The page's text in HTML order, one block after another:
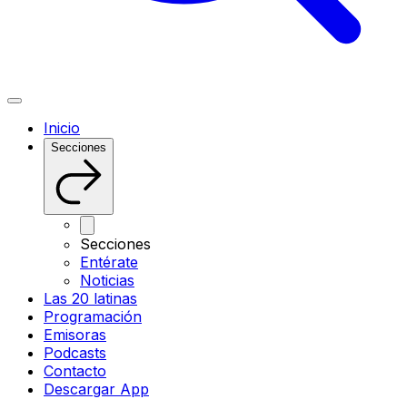
Inicio
Secciones
Secciones
Entérate
Noticias
Las 20 latinas
Programación
Emisoras
Podcasts
Contacto
Descargar App